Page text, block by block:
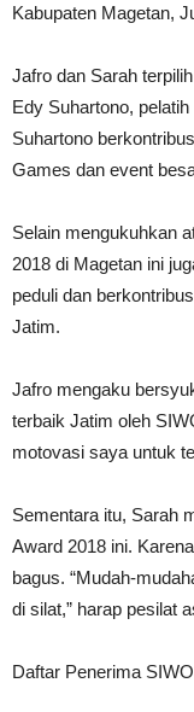
Kabupaten Magetan,
Jafro dan Sarah
Edy Suhartono,
Suhartono
Games dan event
Selain mengukuhkan
2018 di Magetan ini
peduli dan
Jatim.
Jafro mengaku
terbaik Jatim oleh
motovasi saya untuk
Sementara itu, Sarah
Award 2018 ini.
bagus. “Mudah-
di silat,” harap pesilat
Daftar Penerima